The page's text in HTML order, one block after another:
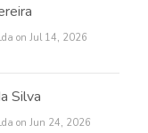
on Jul 14, 2026
Silva
on Jun 24, 2026